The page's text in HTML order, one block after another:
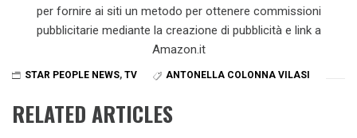
per fornire ai siti un metodo per ottenere commissioni
pubblicitarie mediante la creazione di pubblicità e link a
Amazon.it
STAR PEOPLE NEWS, TV ANTONELLA COLONNA VILASI
RELATED ARTICLES